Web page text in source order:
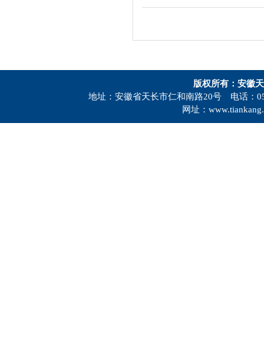
版权所有：安徽
地址：安徽省天长市仁和南路20号 电话：
网址：